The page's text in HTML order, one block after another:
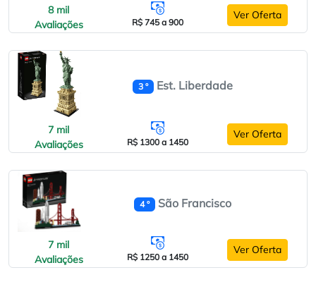
8 mil
Avaliações
R$ 745 a 900
Ver Oferta
3 º Est. Liberdade
7 mil
Avaliações
R$ 1300 a 1450
Ver Oferta
4 º São Francisco
7 mil
Avaliações
R$ 1250 a 1450
Ver Oferta